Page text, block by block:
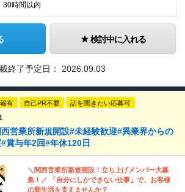
30時間以内
検討中に入れる
終了予定日： 2026.09.03
有 自己PR不要 話を聞きたい応募可
営業所新規開設#未経験歓迎#異業界からの
賞与年2回#年休120日
＼関西営業所新規開設！立ち上げメンバー大募
集！／ 「自分にしかできない仕事」で、お客様
の新生活を支えませんか？